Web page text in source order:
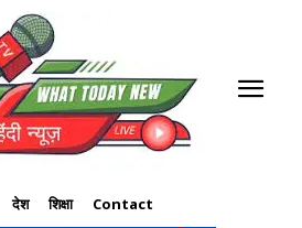
देश शिक्षा Contact